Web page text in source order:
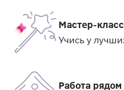
Мастер-
Учись у
Работа рядом